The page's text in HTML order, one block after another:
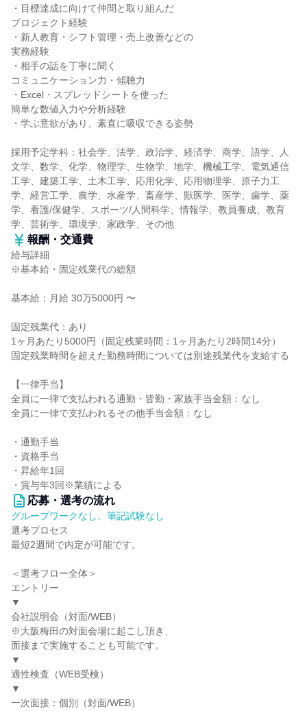
・目標達成に向けて仲間と取り組んだ
プロジェクト経験
・新人教育・シフト管理・売上改善などの
実務経験
・相手の話を丁寧に聞く
コミュニケーション力・傾聴力
・Excel・スプレッドシートを使った
簡単な数値入力や分析経験
・学ぶ意欲があり、素直に吸収できる姿勢
採用予定学科：社会学、法学、政治学、経済学、商学、語学、人
文学、数学、化学、物理学、生物学、地学、機械工学、電気通信
工学、建築工学、土木工学、応用化学、応用物理学、原子力工
学、経営工学、農学、水産学、畜産学、獣医学、医学、歯学、薬
学、看護/保健学、スポーツ/人間科学、情報学、教員養成、教育
学、芸術学、環境学、家政学、その他
報酬・交通費
給与詳細
※基本給・固定残業代の総額
基本給：月給 30万5000円 〜
固定残業代：あり
1ヶ月あたり5000円（固定残業時間：1ヶ月あたり2時間14分）
固定残業時間を超えた勤務時間については別途残業代を支給する
【一律手当】
全員に一律で支払われる通勤・皆勤・家族手当金額：なし
全員に一律で支払われるその他手当金額：なし
・通勤⼿当
・資格⼿当
・昇給年1回
・賞与年3回※業績による
応募・選考の流れ
グループワークなし、筆記試験なし
選考プロセス
最短2週間で内定が可能です。
＜選考フロー全体＞
エントリー
▼
会社説明会（対面/WEB）
※大阪梅田の対面会場に起こし頂き、
面接まで実施することも可能です。
▼
適性検査（WEB受検）
▼
一次面接：個別（対面/WEB）